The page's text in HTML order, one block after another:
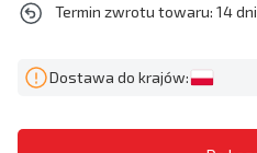
Termin zwrotu towaru: 14 dni
Dostawa do krajów: